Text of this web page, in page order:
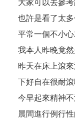
大家可以去參考
也許是看了太
平常一個不小
我本人昨晚竟
昨天在床上滾
下好自在很耐
今早起來精神
晨間進行例行